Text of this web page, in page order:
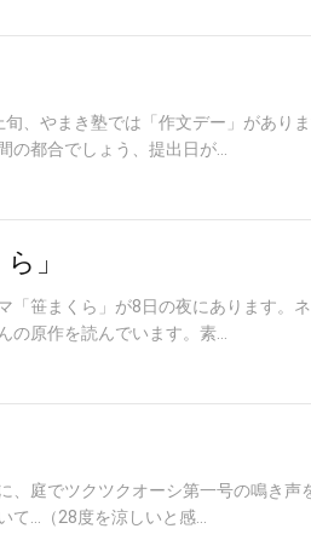
、やまき塾では「作文デー」があり
都合でしょう、提出日が...
」
「笹まくら」が8日の夜にあります。
原作を読んでいます。素...
、庭でツクツクオーシ第一号の鳴き声
…（28度を涼しいと感...